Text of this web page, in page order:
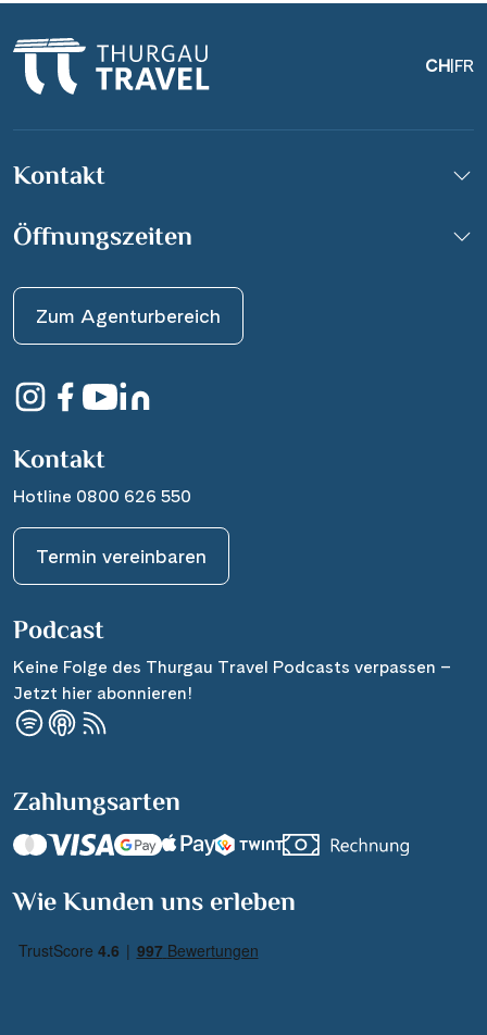
CH|FR
Kontakt
Öffnungszeiten
Zum Agenturbereich
Kontakt
Hotline 0800 626 550
Termin vereinbaren
Podcast
Keine Folge des Thurgau Travel Podcasts verpassen –
Jetzt hier abonnieren!
Zahlungsarten
Wie Kunden uns erleben